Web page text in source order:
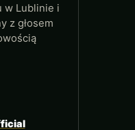
w Lublinie i
z głosem